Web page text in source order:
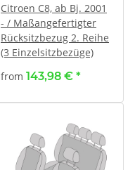
Citroen C8, ab Bj. 2001
- / Maßangefertigter
Rücksitzbezug 2. Reihe
(3 Einzelsitzbezüge)
from 143,98 € *